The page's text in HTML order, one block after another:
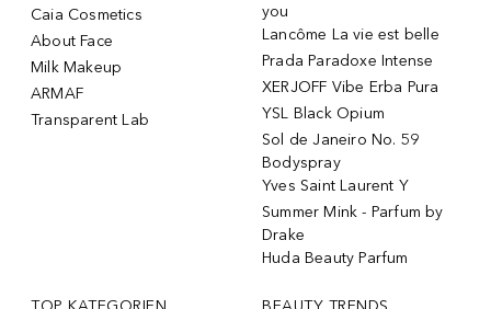
Caia Cosmetics
About Face
Milk Makeup
ARMAF
Transparent Lab
you
Lancôme La vie est belle
Prada Paradoxe Intense
XERJOFF Vibe Erba Pura
YSL Black Opium
Sol de Janeiro No. 59
Bodyspray
Yves Saint Laurent Y
Summer Mink - Parfum by
Drake
Huda Beauty Parfum